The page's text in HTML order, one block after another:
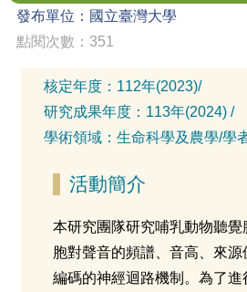
發布單位：國立臺灣大學
點閱次數：351
核定年度： 112年(2023)/
研究成果年度： 113年(2024) /
學術領域： 生命科學及農學/學
活動簡介
本研究團隊研究哺乳動物聽覺
胞對聲音的頻譜、音高、來
編碼的神經迴路機制。為了